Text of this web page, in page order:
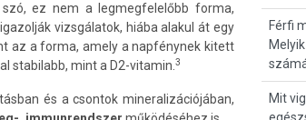
ez nem a legmegfelelőbb forma,
vizsgálatok, hiába alakul át egy
az a forma, amely a napfénynek kitett
stabilabb, mint a D2-vitamin. 3
és a csontok mineralizációjában,
Férfi
Mit